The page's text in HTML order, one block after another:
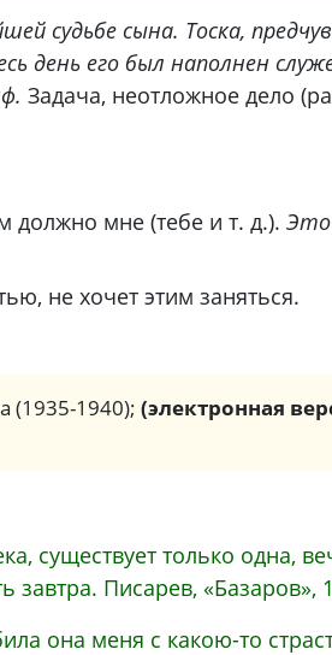
судьбе сына. Тоска,
день его был наполнен
Задача, неотложное дело
должно мне (тебе и т. д.).
не хочет этим заняться.
(1935-1940); (электронная
существует только одна,
завтра. Писарев, «Базаров»,
она меня с какою-то